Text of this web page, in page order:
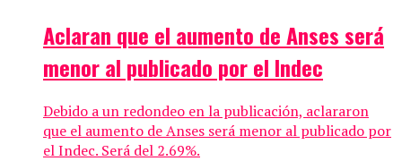
Aclaran que el aumento de Anses será
menor al publicado por el Indec
Debido a un redondeo en la publicación, aclararon
que el aumento de Anses será menor al publicado por
el Indec. Será del 2.69%.